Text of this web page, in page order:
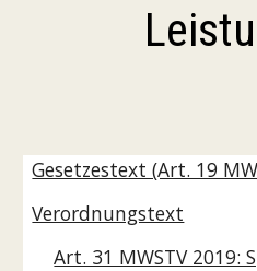
Gesetzestext (Art. 19
Verordnungstext
Art. 31 MWSTV 2019: